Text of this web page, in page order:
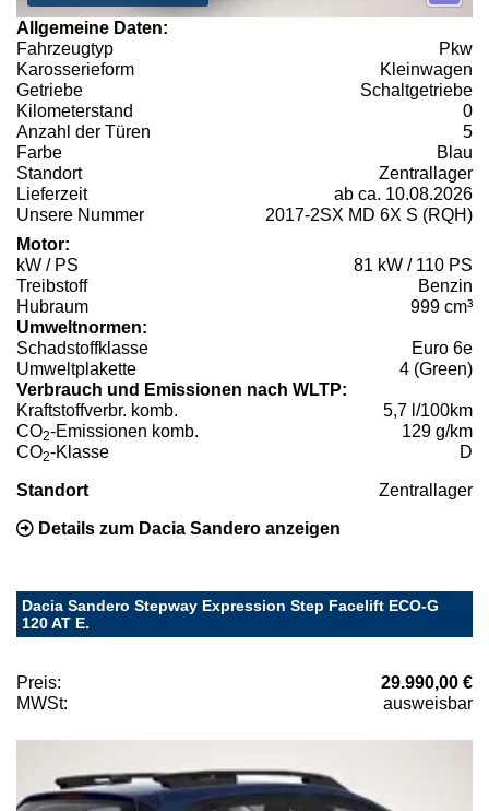
Allgemeine Daten:
Fahrzeugtyp
Pkw
Karosserieform
Kleinwagen
Getriebe
Schaltgetriebe
Kilometerstand
0
Anzahl der Türen
5
Farbe
Blau
Standort
Zentrallager
Lieferzeit
ab ca. 10.08.2026
Unsere Nummer
2017-2SX MD 6X S (RQH)
Motor:
kW / PS
81 kW / 110 PS
Treibstoff
Benzin
Hubraum
999 cm³
Umweltnormen:
Schadstoffklasse
Euro 6e
Umweltplakette
4 (Green)
Verbrauch und Emissionen nach WLTP:
Kraftstoffverbr. komb.
5,7 l/100km
CO2-Emissionen komb.
129 g/km
CO2-Klasse D
Standort Zentrallager
Details zum Dacia Sandero anzeigen
Dacia Sandero Stepway Expression Step Facelift ECO-G
120 AT E.
Preis:
29.990,00 €
MWSt:
ausweisbar